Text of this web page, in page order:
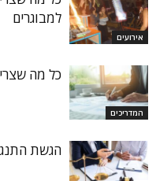
אירועים
למבוגרים
המדריכים
כל מה
הגשת